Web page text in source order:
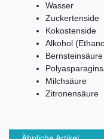
Wasser
Zuckertenside
Kokostenside
Alkohol
Bernsteinsäure
Milchsäure
Zitronensäure